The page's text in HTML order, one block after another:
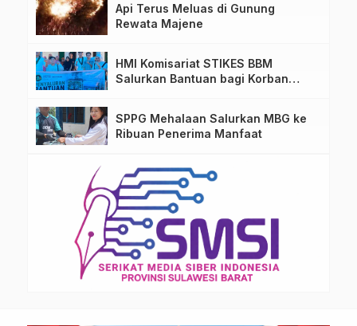
Api Terus Meluas di Gunung
Rewata Majene
HMI Komisariat STIKES BBM
Salurkan Bantuan bagi Korban
SPPG Mehalaan Salurkan MBG ke
Ribuan Penerima Manfaat